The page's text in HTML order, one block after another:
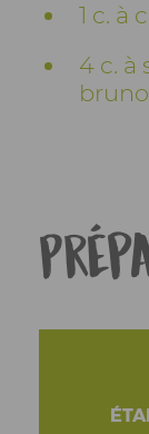
1 c. à
4 c. à